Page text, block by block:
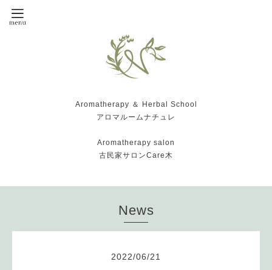
Aromatherapy ＆ Herbal School
アロマルームナチュレ
Aromatherapy salon
古民家サロンCare木
News
2022/06/21